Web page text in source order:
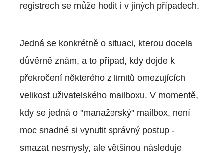
registrech se může hodit i v jiných případech.
Jedná se konkrétně o situaci, kterou docela
důvěrně znám, a to případ, kdy dojde k
překročení některého z limitů omezujících
velikost uživatelského mailboxu. V momentě,
kdy se jedná o "manažerský" mailbox, není
moc snadné si vynutit správný postup -
smazat nesmysly, ale většinou následuje